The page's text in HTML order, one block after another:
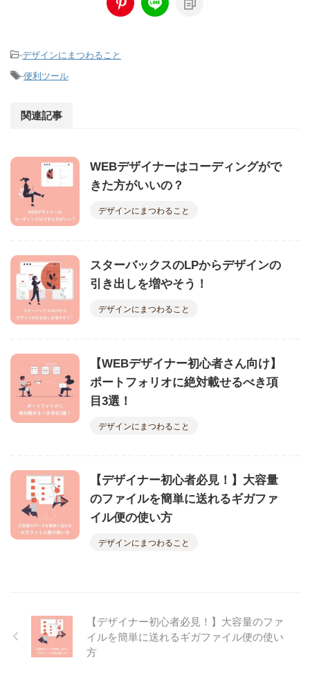
-デザインにまつわること
-便利ツール
関連記事
WEBデザイナーはコーディングがで
きた方がいいの？
デザインにまつわること
スターバックスのLPからデザインの
引き出しを増やそう！
デザインにまつわること
【WEBデザイナー初心者さん向け】
ポートフォリオに絶対載せるべき項
目3選！
デザインにまつわること
【デザイナー初心者必見！】大容量
のファイルを簡単に送れるギガファ
イル便の使い方
デザインにまつわること
【デザイナー初心者必見！】大容量のファ
イルを簡単に送れるギガファイル便の使い
方